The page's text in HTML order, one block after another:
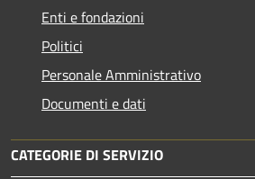
Enti e fondazioni
Politici
Personale Amministrativo
Documenti e dati
CATEGORIE DI SERVIZIO